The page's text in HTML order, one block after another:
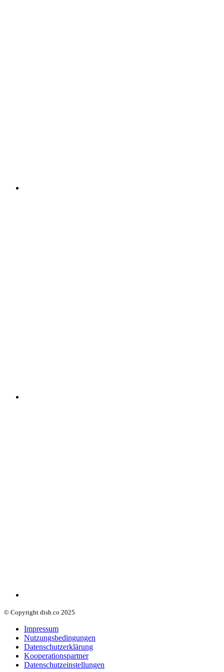
© Copyright dish.co 2025
Impressum
Nutzungsbedingungen
Datenschutzerklärung
Kooperationspartner
Datenschutzeinstellungen